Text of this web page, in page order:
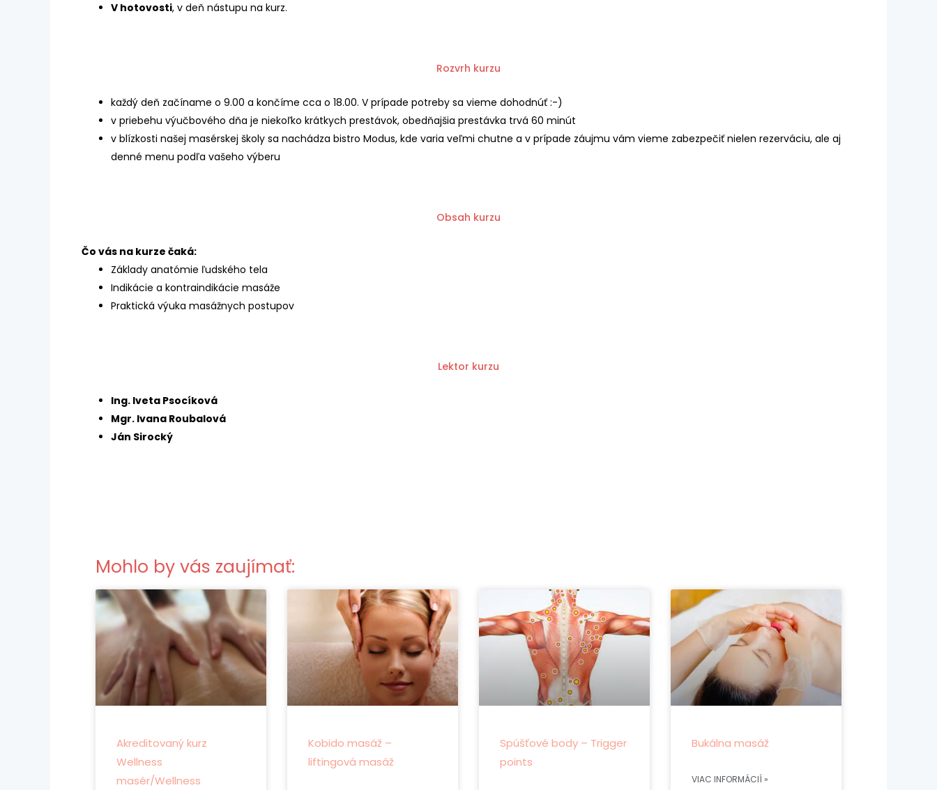
V hotovosti, v deň nástupu na kurz.
Rozvrh kurzu
každý deň začíname o 9.00 a končíme cca o 18.00. V prípade potreby sa vieme dohodnúť :-)
v priebehu výučbového dňa je niekoľko krátkych prestávok, obedňajšia prestávka trvá 60 minút
v blízkosti našej masérskej školy sa nachádza bistro Modus, kde varia veľmi chutne a v prípade záujmu vám vieme zabezpečiť nielen rezerváciu, ale aj
denné menu podľa vašeho výberu
Obsah kurzu
Čo vás na kurze čaká:
Základy anatómie ľudského tela
Indikácie a kontraindikácie masáže
Praktická výuka masážnych postupov
Lektor kurzu
Ing. Iveta Psocíková
Mgr. Ivana Roubalová
Ján Sirocký
Mohlo by vás zaujímať:
Akreditovaný kurz
Wellness
masér/Wellness
Kobido masáž –
liftingová masáž
Spúšťové body – Trigger
points
Bukálna masáž
VIAC INFORMÁCIÍ »